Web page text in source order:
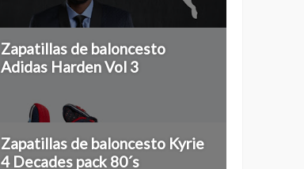
Zapatillas de baloncesto
Adidas Harden Vol 3
Zapatillas de baloncesto Kyrie
4 Decades pack 80´s